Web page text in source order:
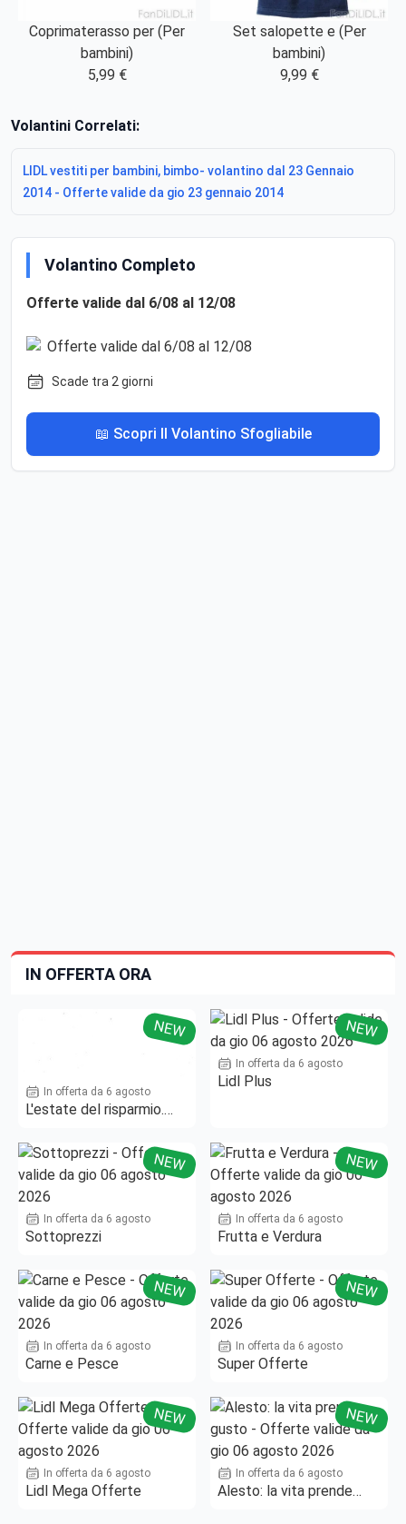
Coprimaterasso per (Per
bambini)
5,99 €
Set salopette e (Per
bambini)
9,99 €
Volantini Correlati:
LIDL vestiti per bambini, bimbo- volantino dal 23 Gennaio
2014 - Offerte valide da gio 23 gennaio 2014
Volantino Completo
Offerte valide dal 6/08 al 12/08
Scade tra 2 giorni
📖 Scopri Il Volantino Sfogliabile
IN OFFERTA ORA
NEW
In offerta da 6 agosto
L'estate del risparmio.
NEW
In offerta da 6 agosto
Lidl Plus
NEW
In offerta da 6 agosto
Sottoprezzi
NEW
In offerta da 6 agosto
Frutta e Verdura
NEW
In offerta da 6 agosto
Carne e Pesce
NEW
In offerta da 6 agosto
Super Offerte
NEW
In offerta da 6 agosto
Lidl Mega Offerte
NEW
In offerta da 6 agosto
Alesto: la vita prende